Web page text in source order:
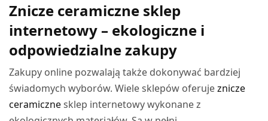
Znicze ceramiczne sklep
internetowy – ekologiczne i
odpowiedzialne zakupy
Zakupy online pozwalają także dokonywać bardziej
świadomych wyborów. Wiele sklepów oferujeznicze
ceramicznesklep internetowy wykonane z